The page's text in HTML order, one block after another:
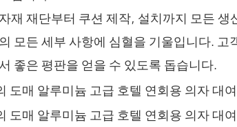
재 재단부터 쿠션 제작, 설치까지 모든
모든 세부 사항에 심혈을 기울입니다.
좋은 평판을 얻을 수 있도록 돕습니다.